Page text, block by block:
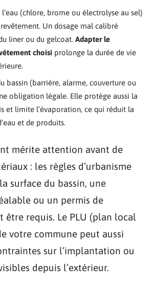
(chlore, brome ou électrolyse au sel)
Un dosage mal calibré
liner ou du gelcoat. Adapter le
choisi prolonge la durée de vie
bassin (barrière, alarme, couverture ou
obligation légale. Elle protège aussi la
et limite l’évaporation, ce qui réduit la
et de produits.
mérite attention avant de
: les règles d’urbanisme
surface du bassin, une
ou un permis de
être requis. Le PLU (plan local
votre commune peut aussi
sur l’implantation ou
depuis l’extérieur.